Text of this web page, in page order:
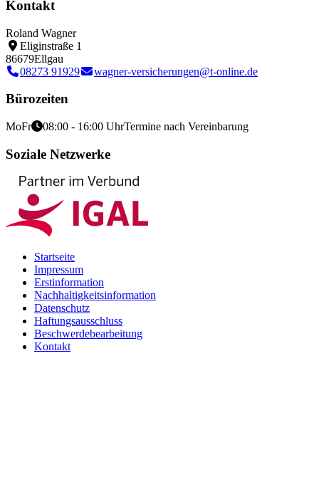
Kontakt
Roland Wagner
Eliginstraße 1
86679Ellgau
08273 91929
wagner-versicherungen@t-online.de
Bürozeiten
MoFr 08:00 - 16:00 UhrTermine nach Vereinbarung
Soziale Netzwerke
Startseite
Impressum
Erstinformation
Nachhaltigkeitsinformation
Datenschutz
Haftungsausschluss
Beschwerdebearbeitung
Kontakt